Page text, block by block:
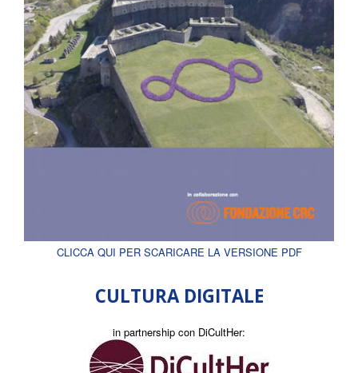
CLICCA QUI PER SCARICARE LA VERSIONE PDF
CULTURA DIGITALE
in partnership con DiCultHer: